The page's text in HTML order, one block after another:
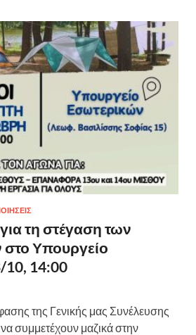
Π.Ε.
τη στέγαση των
στο Υπουργείο
10, 14:00
της Γενικής μας Συνέλευσης
συμμετέχουν μαζικά στην